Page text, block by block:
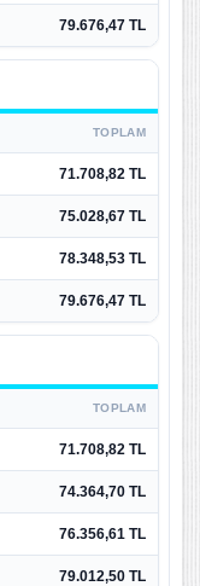
79.676,47 TL
TOPLAM
71.708,82 TL
75.028,67 TL
78.348,53 TL
79.676,47 TL
TOPLAM
71.708,82 TL
74.364,70 TL
76.356,61 TL
79.012,50 TL